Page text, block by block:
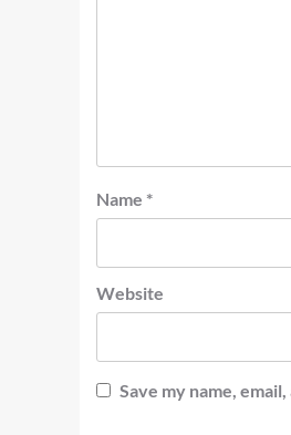
Name *
Website
Save my name,